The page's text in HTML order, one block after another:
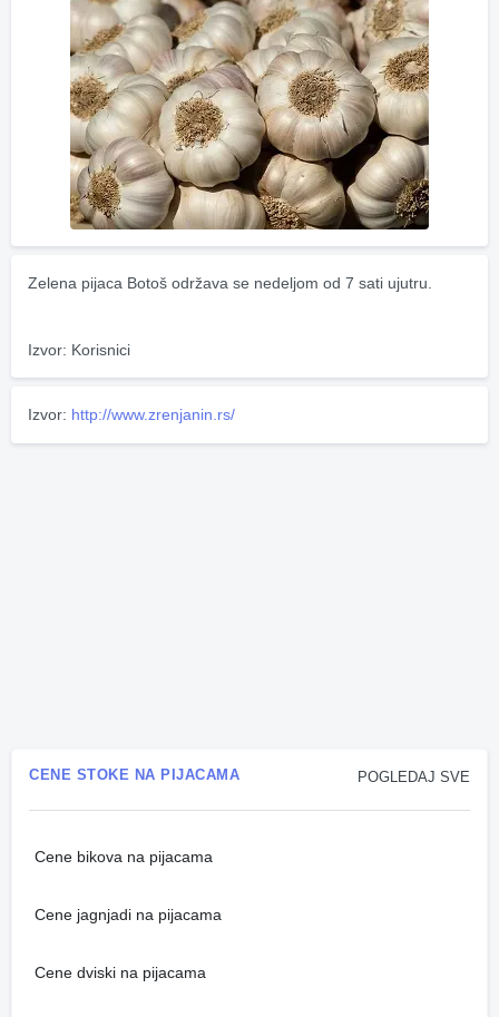
Zelena pijaca Botoš održava se nedeljom od 7 sati ujutru.
Izvor: Korisnici
Izvor: http://www.zrenjanin.rs/
POGLEDAJ SVE
CENE STOKE NA PIJACAMA
Cene bikova na pijacama
Cene jagnjadi na pijacama
Cene dviski na pijacama